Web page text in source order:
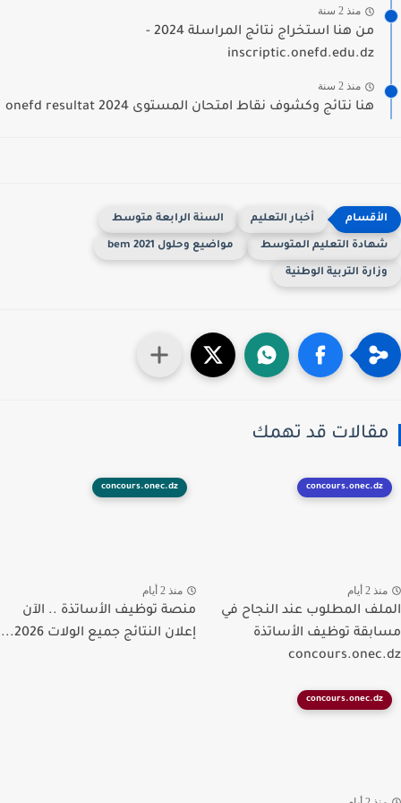
منذ 2 سنة
من هنا استخراج نتائج المراسلة 2024 -
inscriptic.onefd.edu.dz
منذ 2 سنة
هنا نتائج وكشوف نقاط امتحان المستوى 2024 onefd resultat
أخبار التعليم السنة الرابعة متوسط
التعليم المتوسط مواضيع وحلول 2021 bem
التربية الوطنية
قد تهمك
concours.onec.dz
2 أيام
المطلوب عند النجاح في
توظيف الأساتذة
concours.onec.dz
منذ 2 أيام
منصة توظيف الأساتذة .. الآن
إعلان النتائج جميع الولات 2026...
concours.onec.dz